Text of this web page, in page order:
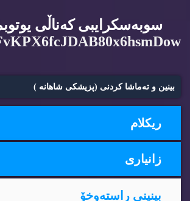
سوبه‌سكرایبی كه‌ناڵی
بینین و ته‌ماشا كردنی (پزیشكی شاهانه‌ )
ریكلام
زانیاری
بینینی راسته‌وخۆ